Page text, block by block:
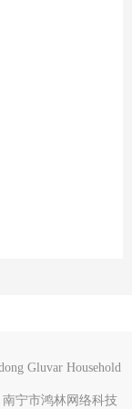
Gluvar Household
南宁市鸿林网络科技